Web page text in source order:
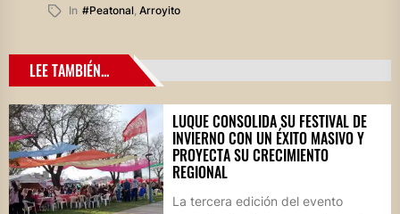
In #peatonal, Arroyito
LEE TAMBIÉN...
LUQUE CONSOLIDA SU FESTIVAL DE
INVIERNO CON UN ÉXITO MASIVO Y
PROYECTA SU CRECIMIENTO
REGIONAL
La tercera edición del evento